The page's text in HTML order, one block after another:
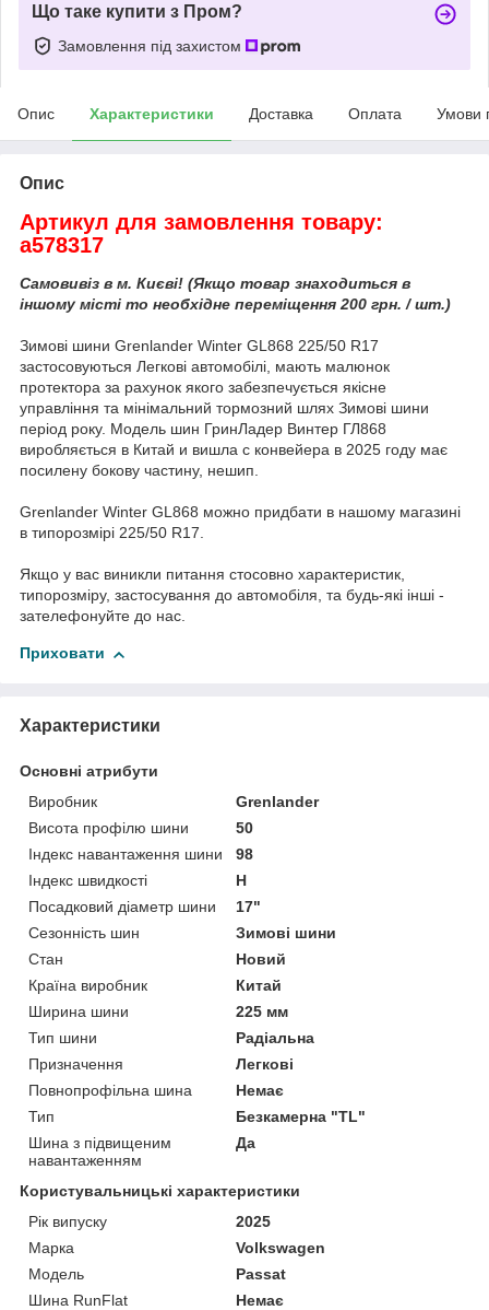
Що таке купити з Пром?
Замовлення під захистом
Опис Характеристики Доставка Оплата Умови
Опис
Артикул для замовлення товару:
a578317
Самовивіз в м. Києві! (Якщо товар знаходиться в
іншому місті то необхідне переміщення 200 грн. / шт.)
Зимові шини Grenlander Winter GL868 225/50 R17
застосовуються Легкові автомобілі, мають малюнок
протектора за рахунок якого забезпечується якісне
управління та мінімальний тормозний шлях Зимові шини
період року. Модель шин ГринЛадер Винтер ГЛ868
виробляється в Китай и вишла с конвейера в 2025 году має
посилену бокову частину, нешип.
Grenlander Winter GL868 можно придбати в нашому магазині
в типорозмірі 225/50 R17.
Якщо у вас виникли питання стосовно характеристик,
типорозміру, застосування до автомобіля, та будь-які інші -
зателефонуйте до нас.
Приховати
Характеристики
Основні атрибути
Виробник
Grenlander
Висота профілю шини
50
Індекс навантаження шини
98
Індекс швидкості
H
Посадковий діаметр шини
17"
Сезонність шин
Зимові шини
Стан
Новий
Країна виробник
Китай
Ширина шини
225 мм
Тип шини
Радіальна
Призначення
Легкові
Повнопрофільна шина
Немає
Тип
Безкамерна "TL"
Шина з підвищеним
навантаженням
Да
Користувальницькі характеристики
Рік випуску
2025
Марка
Volkswagen
Мoдель
Passat
Шина RunFlat
Немає